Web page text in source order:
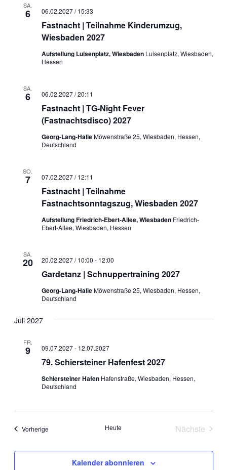
SA.
6
Fastnacht | Teilnahme Kinderumzug,
Wiesbaden 2027
06.02.2027 / 15:33
Aufstellung Luisenplatz, Wiesbaden Luisenplatz, Wiesbaden,
Hessen
SA.
6
Fastnacht | TG-Night Fever
(Fastnachtsdisco) 2027
06.02.2027 / 20:11
Georg-Lang-HalleMöwenstraße 25, Wiesbaden, Hessen,
Deutschland
SO.
7
Fastnacht | Teilnahme
Fastnachtsonntagszug, Wiesbaden 2027
07.02.2027 / 12:11
Aufstellung Friedrich-Ebert-Allee, Wiesbaden Friedrich-
Ebert-Allee, Wiesbaden, Hessen
SA.
20
Gardetanz | Schnuppertraining 2027
20.02.2027 / 10:00 - 12:00
Georg-Lang-HalleMöwenstraße 25, Wiesbaden, Hessen,
Deutschland
Juli 2027
FR.
9
79. Schiersteiner Hafenfest 2027
09.07.2027- 12.07.2027
Schiersteiner Hafen Hafenstraße, Wiesbaden, Hessen,
Deutschland
VorherigeVeranstaltungen Heute
Nächste
Kalender abonnieren